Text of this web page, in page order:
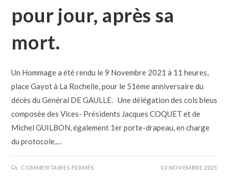
pour jour, après sa
mort.
Un Hommage a été rendu le 9 Novembre 2021 à 11 heures,
place Gayot à La Rochelle, pour le 51ème anniversaire du
décès du Général DE GAULLE. Une délégation des cols bleus
composée des Vices- Présidents Jacques COQUET et de
Michel GUILBON, également 1er porte-drapeau, en charge
du protocole,…
COMMENTAIRES FERMÉS 10 NOVEMBRE 2021